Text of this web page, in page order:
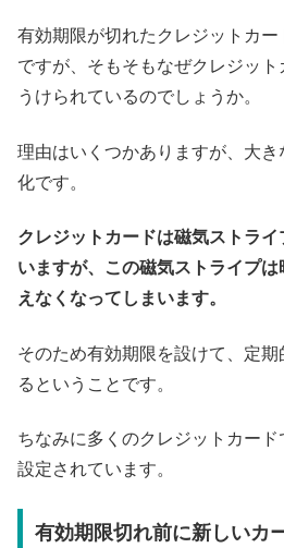
有効期限が切れたクレジットカ
ですが、そもそもなぜクレジッ
うけられているのでしょうか。
理由はいくつかありますが、大
化です。
クレジットカードは磁気ストラ
いますが、この磁気ストライプ
えなくなってしまいます。
そのため有効期限を設けて、定
るということです。
ちなみに多くのクレジットカー
設定されています。
有効期限切れ前に新しいカ